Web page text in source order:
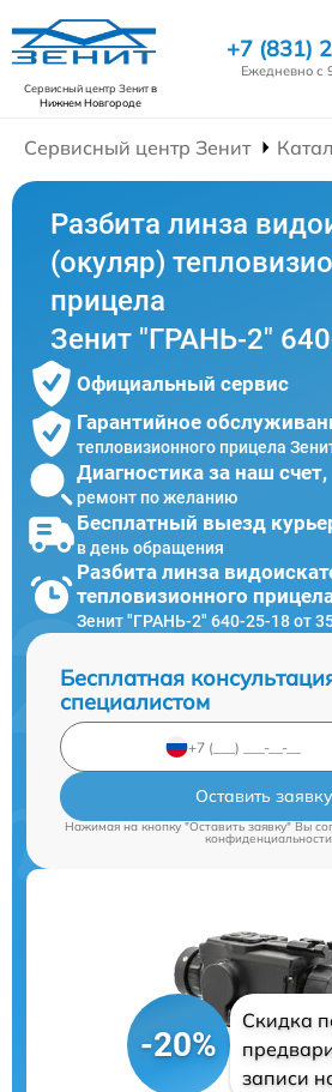
Сервисный центр Зенитв
Нижнем Новгороде
+7 (831)
Ежедневно с
Сервисный центр Зенит
Разбита линза
(окуляр)
прицела
Зенит "ГРАНЬ-2"
Официальный сервис
Гарантийное
тепловизионного прицела
Диагностика за наш счет,
ремонт по желанию
Бесплатный выезд
в день обращения
Разбита линза
тепловизионного
Зенит "ГРАНЬ-2" 640-25-18 от
Бесплатная
специалистом
Оставить заявку
Нажимая на кнопку "Оставить заявку" Вы
конфиденциальности
-20%
Скидка
записи